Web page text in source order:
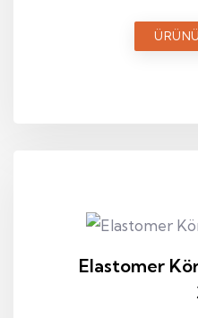
kullanılan
Elastomer